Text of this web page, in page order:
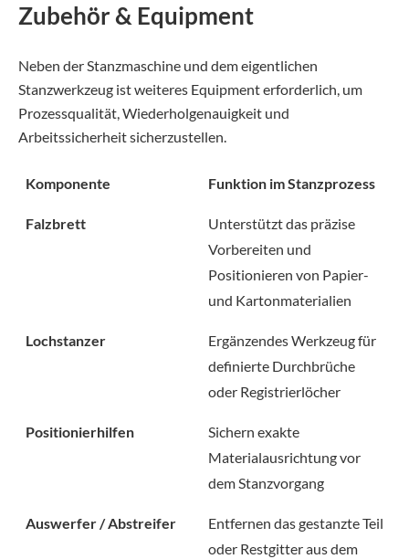
Zubehör & Equipment
Neben der Stanzmaschine und dem eigentlichen
Stanzwerkzeug ist weiteres Equipment erforderlich, um
Prozessqualität, Wiederholgenauigkeit und
Arbeitssicherheit sicherzustellen.
Komponente Funktion im Stanzprozess
Falzbrett
Unterstützt das präzise
Vorbereiten und
Positionieren von Papier-
und Kartonmaterialien
Lochstanzer
Ergänzendes Werkzeug für
definierte Durchbrüche
oder Registrierlöcher
Positionierhilfen
Sichern exakte
Materialausrichtung vor
dem Stanzvorgang
Auswerfer / Abstreifer
Entfernen das gestanzte Teil
oder Restgitter aus dem